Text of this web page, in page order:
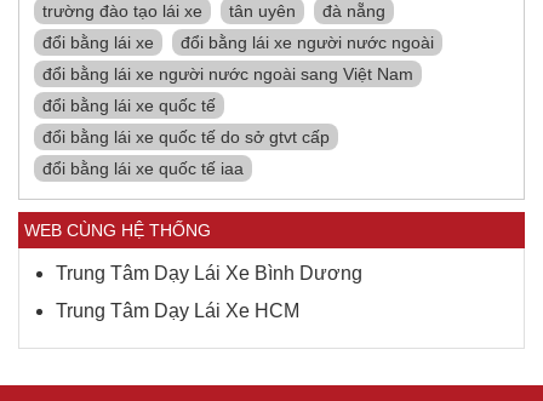
trường đào tạo lái xe
tân uyên
đà nẵng
đổi bằng lái xe
đổi bằng lái xe người nước ngoài
đổi bằng lái xe người nước ngoài sang Việt Nam
đổi bằng lái xe quốc tế
đổi bằng lái xe quốc tế do sở gtvt cấp
đổi bằng lái xe quốc tế iaa
WEB CÙNG HỆ THỐNG
Trung Tâm Dạy Lái Xe Bình Dương
Trung Tâm Dạy Lái Xe HCM